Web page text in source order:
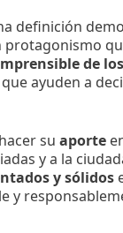
definición
de
ayuden a
su aporte
y a la
y sólidos
y